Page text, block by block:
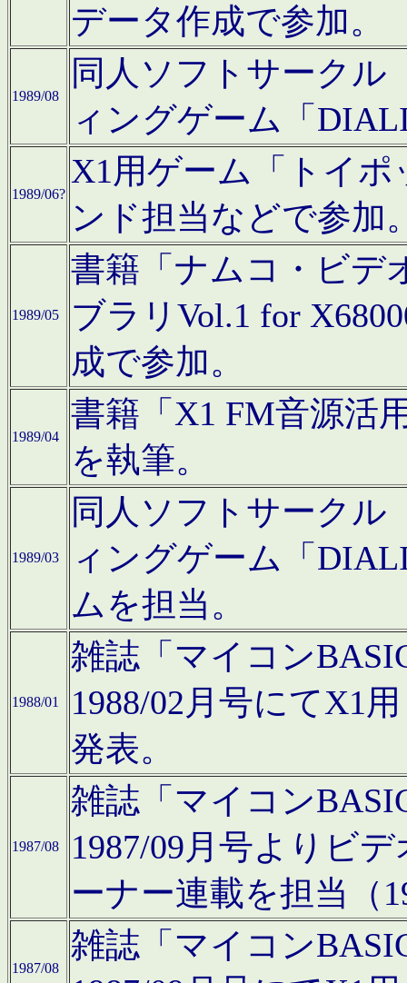
データ作成で参加。
1989/08
同人ソフトサークル
ィングゲーム「
1989/06?
X1用ゲーム「トイ
ンド担当などで参加
1989/05
書籍「ナムコ・ビデ
ブラリVol.1 for
成で参加。
1989/04
書籍「X1 FM音源活
を執筆。
1989/03
同人ソフトサークル
ィングゲーム「
ムを担当。
1988/01
雑誌「マイコン
1988/02月号にてX1
発表。
1987/08
雑誌「マイコン
1987/09月号よりビ
ーナー連載を担当（
1987/08
雑誌「マイコン